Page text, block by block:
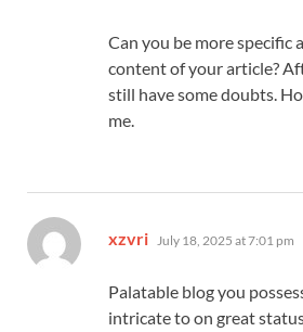
Can you be more specific
content of your article?
still have some doubts.
me.
xzvri says:
July 18, 2025 at 7:01 pm
Palatable blog you
intricate to on great